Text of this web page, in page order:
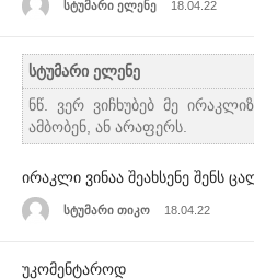
სტუმარი ელენე 18.04.22
სტუმარი ელენე
ნწ. ვერ ვიჩხუბებ მე
ამბობენ, ან არაფერს.
ირაკლი ვინაა შეახსენე შენს
სტუმარი თიკო 18.04.22
უკომენტაროდ